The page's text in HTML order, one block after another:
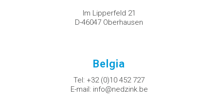
Im Lipperfeld 21
D-46047 Oberhausen
Belgia
Tel: +32 (0)10 452 727
E-mail: info@nedzink.be